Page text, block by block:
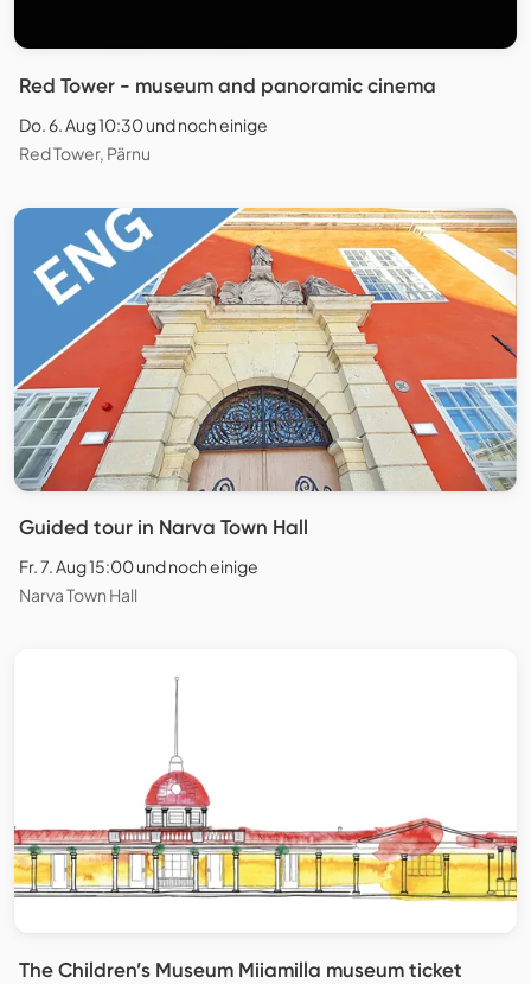
Red Tower - museum and panoramic cinema
Do. 6. Aug 10:30 und noch einige
Red Tower, Pärnu
Guided tour in Narva Town Hall
Fr. 7. Aug 15:00 und noch einige
Narva Town Hall
The Children’s Museum Miiamilla museum ticket